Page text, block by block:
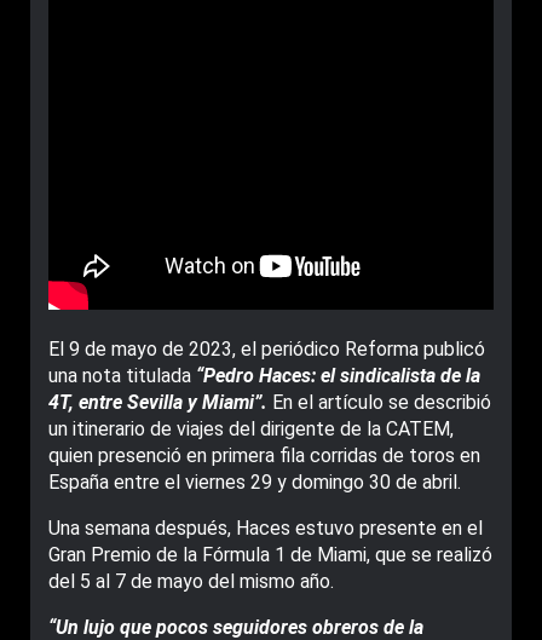
El 9 de mayo de 2023, el periódico Reforma publicó
una nota titulada “Pedro Haces: el sindicalista de la
4T, entre Sevilla y Miami”. En el artículo se describió
un itinerario de viajes del dirigente de la CATEM,
quien presenció en primera fila corridas de toros en
España entre el viernes 29 y domingo 30 de abril.
Una semana después, Haces estuvo presente en el
Gran Premio de la Fórmula 1 de Miami, que se realizó
del 5 al 7 de mayo del mismo año.
“Un lujo que pocos seguidores obreros de la